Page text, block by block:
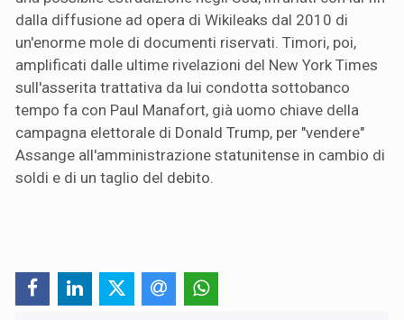
dalla diffusione ad opera di Wikileaks dal 2010 di
un'enorme mole di documenti riservati. Timori, poi,
amplificati dalle ultime rivelazioni del New York Times
sull'asserita trattativa da lui condotta sottobanco
tempo fa con Paul Manafort, già uomo chiave della
campagna elettorale di Donald Trump, per "vendere"
Assange all'amministrazione statunitense in cambio di
soldi e di un taglio del debito.